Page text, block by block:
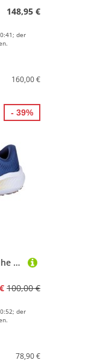
148,95 €
der
160,00 €
Brooks Anthem 8 Laufschuhe Herren
100,00 €
der
78,90 €
- 39%